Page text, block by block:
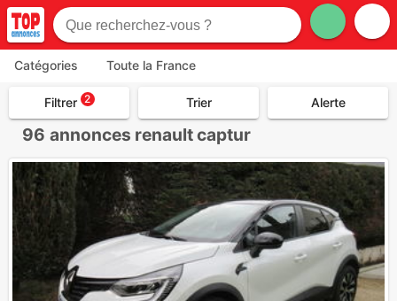
Catégories Toute la France
Filtrer 2 Trier Alerte
96 annonces renault captur